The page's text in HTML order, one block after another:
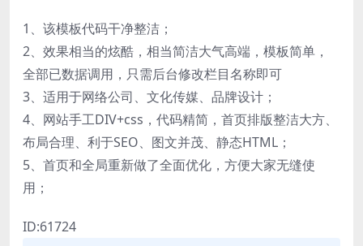
1、该模板代码干净整洁；
2、效果相当的炫酷，相当简洁大气高端，模板简单，
全部已数据调用，只需后台修改栏目名称即可
3、适用于网络公司、文化传媒、品牌设计；
4、网站手工DIV+css，代码精简，首页排版整洁大方、
布局合理、利于SEO、图文并茂、静态HTML；
5、首页和全局重新做了全面优化，方便大家无缝使
用；
ID:61724